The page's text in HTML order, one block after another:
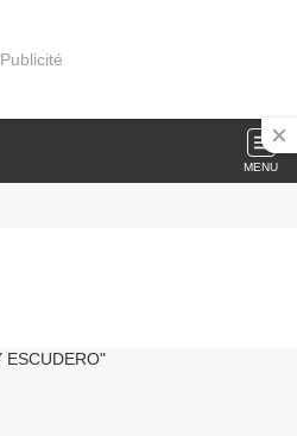
Publicité
MENU